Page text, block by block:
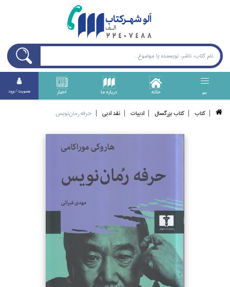
منو خانه درباره ما اخبار عضويت / ورود
كتاب كتاب بزرگسال ادبيات نقد ادبي حرفه رمان‌نويس